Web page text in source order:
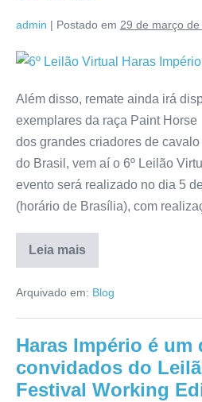
admin | Postado em 29 de março de
Além disso, remate ainda irá
exemplares da raça Paint
dos grandes criadores de
do Brasil, vem aí o 6º Leilão
evento será realizado no dia 5
(horário de Brasília), com
Leia mais
Arquivado em: Blog
Haras Império é um
convidados do
Festival Working